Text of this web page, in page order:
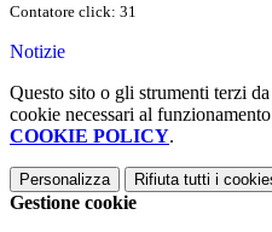
Contatore click: 31
Notizie
Questo sito o gli strumenti terzi
cookie necessari al
COOKIE POLICY.
Personalizza Rifiuta tutti i
Gestione cookie